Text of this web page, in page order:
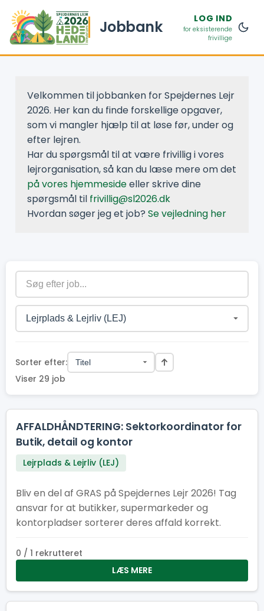
Jobbank LOG IND
for eksisterende
frivillige
Velkommen til jobbanken for Spejdernes Lejr
2026. Her kan du finde forskellige opgaver,
som vi mangler hjælp til at løse før, under og
efter lejren.
Har du spørgsmål til at være frivillig i vores
lejrorganisation, så kan du læse mere om det
på vores hjemmesideeller skrive dine
spørgsmål til frivillig@sl2026.dk
Hvordan søger jeg et job? Se vejledning her
Sorter efter:
Viser 29 job
AFFALDHÅNDTERING: Sektorkoordinator for
Butik, detail og kontor
Lejrplads & Lejrliv (LEJ)
Bliv en del af GRAS på Spejdernes Lejr 2026! Tag
ansvar for at butikker, supermarkeder og
kontorpladser sorterer deres affald korrekt.
0 / 1 rekrutteret
LÆS MERE